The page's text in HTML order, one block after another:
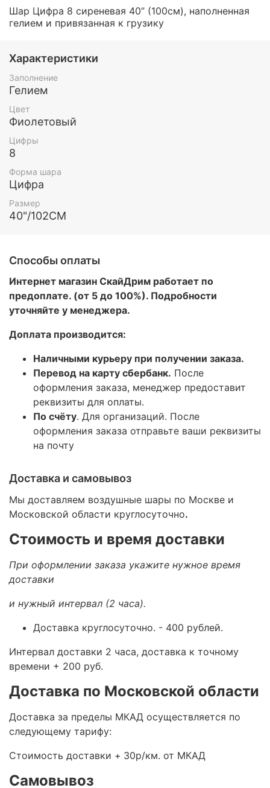
Шар Цифра 8 сиреневая 40” (100см), наполненная
гелием и привязанная к грузику
Характеристики
Заполнение
Гелием
Цвет
Фиолетовый
Цифры
8
Форма шара
Цифра
Размер
40"/102СМ
Способы оплаты
Интернет магазин СкайДрим работает по
предоплате. (от 5 до 100%). Подробности
уточняйте у менеджера.
Доплата производится:
Наличными курьеру при получении заказа.
Перевод на карту сбербанк. После
оформления заказа, менеджер предоставит
реквизиты для оплаты.
По счёту. Для организаций. После
оформления заказа отправьте ваши реквизиты
на почту
Доставка и самовывоз
Мы доставляем воздушные шары по Москве и
Московской области круглосуточно.
Стоимость и время доставки
При оформлении заказа укажите нужное время
доставки
и нужный интервал (2 часа).
Доставка круглосуточно. - 400 рублей.
Интервал доставки 2 часа, доставка к точному
времени + 200 руб.
Доставка по Московской области
Доставка за пределы МКАД осуществляется по
следующему тарифу:
Стоимость доставки + 30р/км. от МКАД
Самовывоз